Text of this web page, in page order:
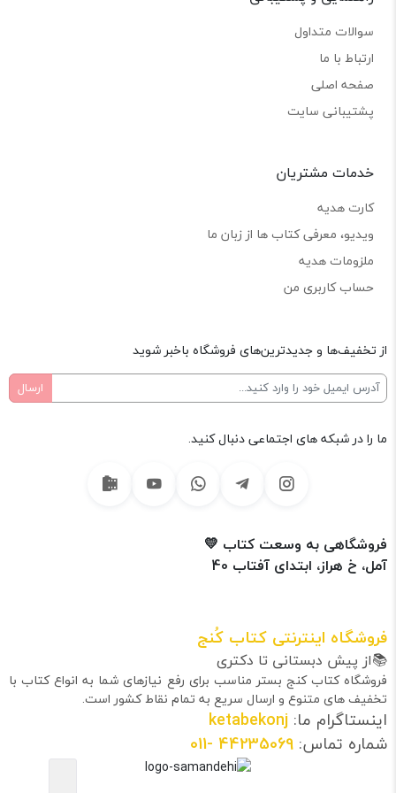
سوالات متداول
ارتباط با ما
صفحه اصلی
پشتیبانی سایت
خدمات مشتریان
کارت هدیه
ویدیو، معرفی کتاب ها از زبان ما
ملزومات هدیه
حساب کاربری من
از تخفیف‌ها و جدیدترین‌های فروشگاه باخبر شوید
ما را در شبکه های اجتماعی دنبال کنید.
فروشگاهی به وسعت کتاب 💛
آمل، خ هراز، ابتدای آفتاب 40
فروشگاه اینترنتی کتاب کُنج
📚از پیش دبستانی تا دکتری
فروشگاه کتاب کنج بستر مناسب برای رفع نیازهای شما به انواع کتاب با
تخفیف های متنوع و ارسال سریع به تمام نقاط کشور است.
اینستاگرام ما: ketabekonj
شماره تماس: 44235069
-011